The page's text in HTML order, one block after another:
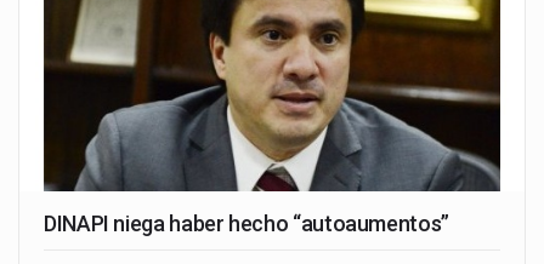
DINAPI niega haber hecho “autoaumentos”